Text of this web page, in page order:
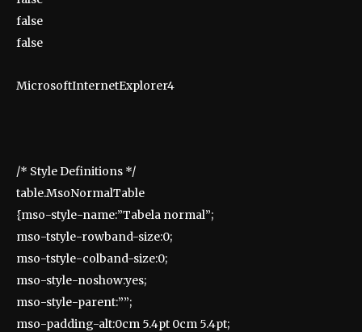
false
false
MicrosoftInternetExplorer4
/* Style Definitions */
table.MsoNormalTable
{mso-style-name:”Tabela normal”;
mso-tstyle-rowband-size:0;
mso-tstyle-colband-size:0;
mso-style-noshow:yes;
mso-style-parent:””;
mso-padding-alt:0cm 5.4pt 0cm 5.4pt;